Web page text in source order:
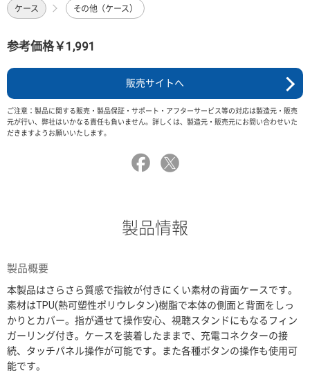
ケース その他（ケース）
参考価格￥1,991
販売サイトへ
ご注意：製品に関する販売・製品保証・サポート・アフターサービス等の対応は製造元・販売
元が行い、弊社はいかなる責任も負いません。詳しくは、製造元・販売元にお問い合わせいた
だきますようお願いいたします。
製品情報
製品概要
本製品はさらさら質感で指紋が付きにくい素材の背面ケースです。
素材はTPU(熱可塑性ポリウレタン)樹脂で本体の側面と背面をしっ
かりとカバー。指が通せて操作安心、視聴スタンドにもなるフィン
ガーリング付き。ケースを装着したままで、充電コネクターの接
続、タッチパネル操作が可能です。また各種ボタンの操作も使用可
能です。